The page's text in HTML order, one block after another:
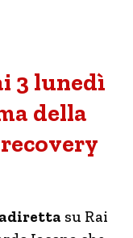
3 lunedì
della
su Rai